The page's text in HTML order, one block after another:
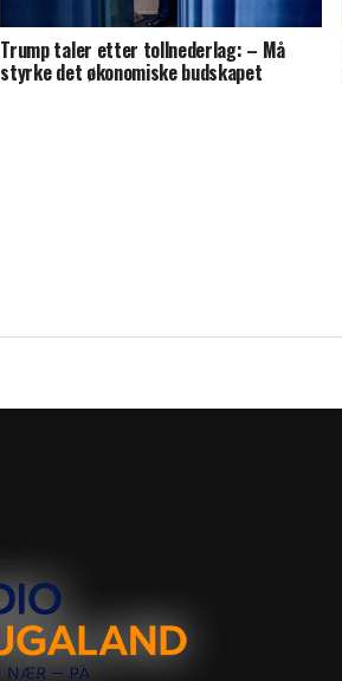
Trump taler etter tollnederlag: – Må
styrke det økonomiske budskapet